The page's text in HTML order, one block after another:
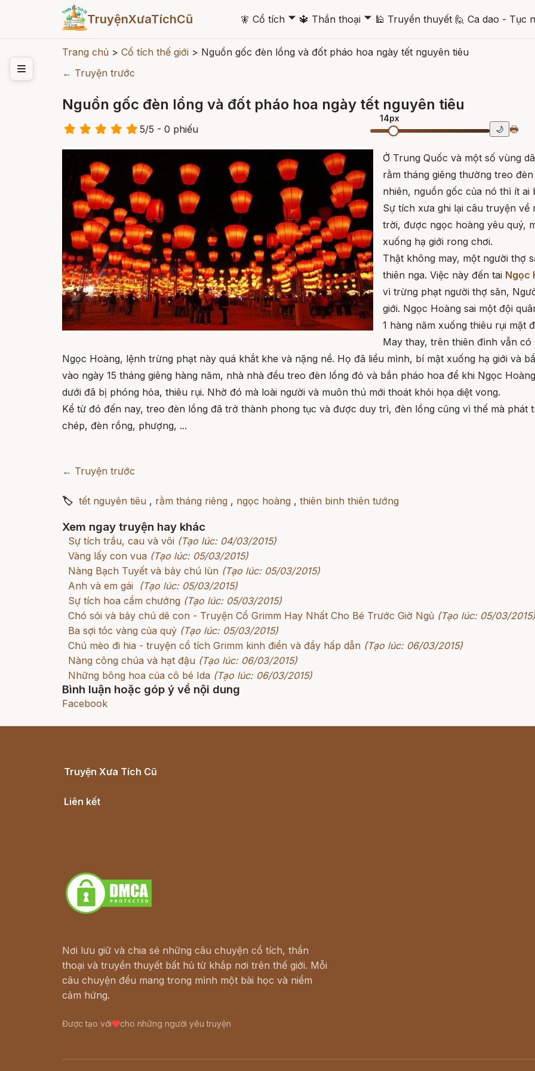
TruyệnXưaTíchCũ 🧚 Cổ tích 🞃 🔱 Thần thoại 🞃 🕌 Truyền thuyết 🙋 Ca dao - Tục
Trang chủ > Cổ tích thế giới > Nguồn gốc đèn lồng và đốt pháo hoa ngày tết nguyên tiêu
← Truyện trước
Nguồn gốc đèn lồng và đốt pháo hoa ngày tết nguyên tiêu
5/5 - 0 phiếu
14px
🌙 🖶
Ở Trung Quốc và một số vùng
rằm tháng giêng thường treo
nhiên, nguồn gốc của nó thì ít ai
Sự tích xưa ghi lại câu truyện
trời, được ngọc hoàng yêu quý,
xuống hạ giới rong chơi.
Thật không may, một người thợ
thiên nga. Việc này đến tai Ngọc
vì trừng phạt người thợ săn,
giới. Ngọc Hoàng sai một đội
1 hàng năm xuống thiêu rụi mặt
May thay, trên thiên đình vẫn
Ngọc Hoàng, lệnh trừng phạt này quá khắt khe và nặng nề. Họ đã liều mình, bí mật xuống hạ giới và
vào ngày 15 tháng giêng hàng năm, nhà nhà đều treo đèn lồng đỏ và bắn pháo hoa để khi Ngọc
dưới đã bị phóng hỏa, thiêu rụi. Nhờ đó mà loài người và muôn thú mới thoát khỏi họa diệt vong.
Kể từ đó đến nay, treo đèn lồng đã trở thành phong tục và được duy trì, đèn lồng cũng vì thế mà phát
chép, đèn rồng, phượng, ...
← Truyện trước
🏷 tết nguyên tiêu , rằm tháng riêng , ngọc hoàng , thiên binh thiên tướng
Xem ngay truyện hay khác
Sự tích trầu, cau và vôi (Tạo lúc: 04/03/2015)
Vàng lấy con vua (Tạo lúc: 05/03/2015)
Nàng Bạch Tuyết và bảy chú lùn (Tạo lúc: 05/03/2015)
Anh và em gái
(Tạo lúc: 05/03/2015)
Sự tích hoa cẩm chướng (Tạo lúc: 05/03/2015)
Chó sói và bảy chú dê con - Truyện Cổ Grimm Hay Nhất Cho Bé Trước Giờ Ngủ (Tạo lúc: 05/03/2015)
Ba sợi tóc vàng của quỷ (Tạo lúc: 05/03/2015)
Chú mèo đi hia - truyện cổ tích Grimm kinh điển và đầy hấp dẫn (Tạo lúc: 06/03/2015)
Nàng công chúa và hạt đậu (Tạo lúc: 06/03/2015)
Những bông hoa của cô bé Ida (Tạo lúc: 06/03/2015)
Bình luận hoặc góp ý về nội dung
Facebook
Truyện Xưa Tích Cũ
Liên kết
Nơi lưu giữ và chia sẻ những câu chuyện cổ tích, thần
thoại và truyền thuyết bất hủ từ khắp nơi trên thế giới. Mỗi
câu chuyện đều mang trong mình một bài học và niềm
cảm hứng.
Được tạo với cho những người yêu truyện